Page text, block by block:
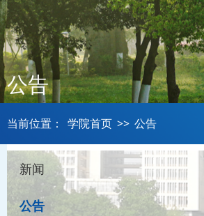
公告
当前位置： 学院首页 >> 公告
新闻
公告